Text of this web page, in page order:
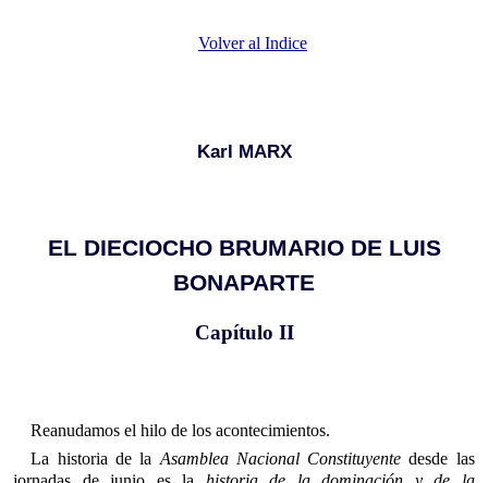
Volver al Indice
Karl MARX
EL DIECIOCHO BRUMARIO DE LUIS
BONAPARTE
Capítulo II
Reanudamos el hilo de los acontecimientos.
La historia de la Asamblea Nacional Constituyentedesde las